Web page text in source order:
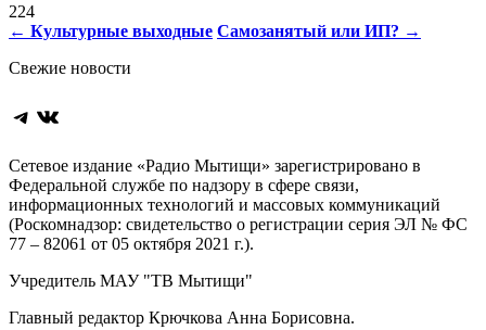
224
Навигация
по
← Культурные выходные Самозанятый или ИП? →
Свежие новости
Telegram
ВКонтакте
Сетевое издание «Радио Мытищи» зарегистрировано в
Федеральной службе по надзору в сфере связи,
информационных технологий и массовых коммуникаций
(Роскомнадзор: свидетельство о регистрации серия ЭЛ № ФС
77 – 82061 от 05 октября 2021 г.).
Учредитель МАУ "ТВ Мытищи"
Главный редактор Крючкова Анна Борисовна.